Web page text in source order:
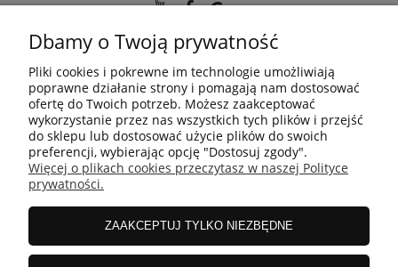
POMOC
MOJE KONTO
INFORMACJE
Dbamy o Twoją prywatność
Pliki cookies i pokrewne im technologie umożliwiają
poprawne działanie strony i pomagają nam dostosować
ofertę do Twoich potrzeb. Możesz zaakceptować
wykorzystanie przez nas wszystkich tych plików i przejść
do sklepu lub dostosować użycie plików do swoich
preferencji, wybierając opcję "Dostosuj zgody".
Więcej o plikach cookies przeczytasz w naszej Polityce
prywatności.
ZAAKCEPTUJ TYLKO NIEZBĘDNE